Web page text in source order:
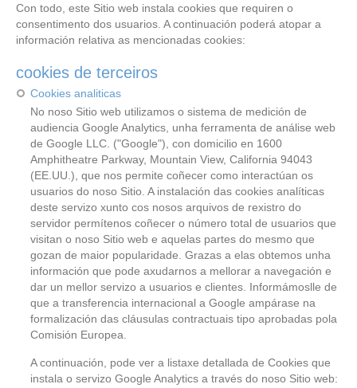
Con todo, este Sitio web instala cookies que requiren o
consentimento dos usuarios. A continuación poderá atopar a
información relativa as mencionadas cookies:
cookies de terceiros
Cookies analiticas
No noso Sitio web utilizamos o sistema de medición de
audiencia Google Analytics, unha ferramenta de análise web
de Google LLC. ("Google"), con domicilio en 1600
Amphitheatre Parkway, Mountain View, California 94043
(EE.UU.), que nos permite coñecer como interactúan os
usuarios do noso Sitio. A instalación das cookies analíticas
deste servizo xunto cos nosos arquivos de rexistro do
servidor permítenos coñecer o número total de usuarios que
visitan o noso Sitio web e aquelas partes do mesmo que
gozan de maior popularidade. Grazas a elas obtemos unha
información que pode axudarnos a mellorar a navegación e
dar un mellor servizo a usuarios e clientes. Informámoslle de
que a transferencia internacional a Google ampárase na
formalización das cláusulas contractuais tipo aprobadas pola
Comisión Europea.
A continuación, pode ver a listaxe detallada de Cookies que
instala o servizo Google Analytics a través do noso Sitio web: